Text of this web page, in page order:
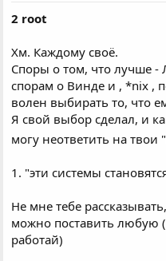
ы
2 root
Хм. Каждому своё.
Споры о том, что лучше
спорам о Винде и , *nix ,
волен выбирать то, что
Я свой выбор сделал, и
могу неответить на
1. "эти системы
Не мне тебе
можно поставить любую
работай)